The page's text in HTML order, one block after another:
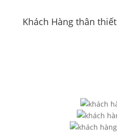
Khách Hàng thân thiết